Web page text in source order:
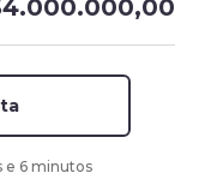
e 6 minutos